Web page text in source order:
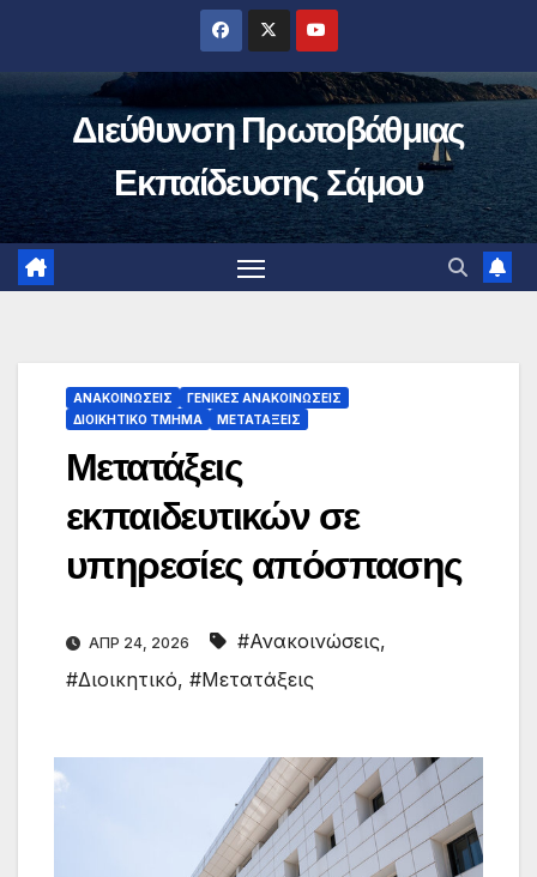
περιεχόμενο
Διεύθυνση Πρωτοβάθμιας
Εκπαίδευσης Σάμου
ΑΝΑΚΟΙΝΏΣΕΙΣ
ΓΕΝΙΚΈΣ ΑΝΑΚΟΙΝΏΣΕΙΣ
ΔΙΟΙΚΗΤΙΚΌ ΤΜΉΜΑ
ΜΕΤΑΤΆΞΕΙΣ
Μετατάξεις
εκπαιδευτικών σε
υπηρεσίες απόσπασης
ΑΠΡ 24, 2026 #Ανακοινώσεις,
#Διοικητικό, #Μετατάξεις